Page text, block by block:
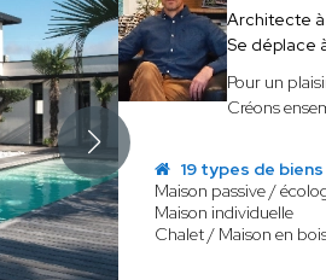
Architecte
Se déplace
Pour un
Créons
19 types de biens
Maison passive /
Maison individuelle
Chalet / Maison en